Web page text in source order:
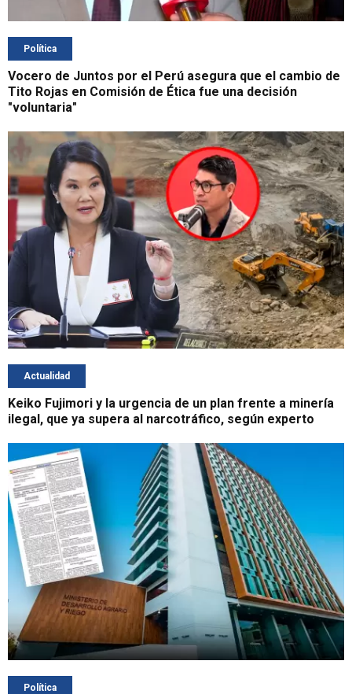
Política
Vocero de Juntos por el Perú asegura que el cambio de
Tito Rojas en Comisión de Ética fue una decisión
"voluntaria"
Actualidad
Keiko Fujimori y la urgencia de un plan frente a minería
ilegal, que ya supera al narcotráfico, según experto
Política